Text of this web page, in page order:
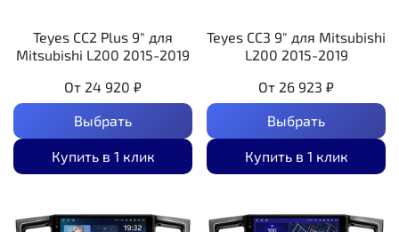
Teyes CC2 Plus 9" для
Mitsubishi L200 2015-2019
От 24 920 ₽
Выбрать
Купить в 1 клик
Teyes CC3 9" для Mitsubishi
L200 2015-2019
От 26 923 ₽
Выбрать
Купить в 1 клик